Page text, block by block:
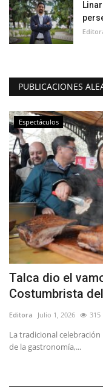
PUBLICACIONES
Espectáculos
Talca dio el
Costumbrista
Editora Julio 1, 2026 315
La tradicional
de la gastronomía,...